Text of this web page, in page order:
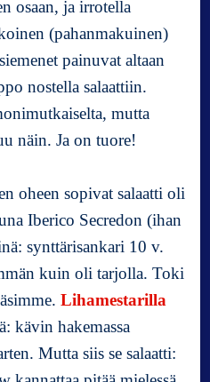
osaan, ja irrotella
(pahanmakuinen)
painuvat altaan
nostella salaattiin.
mutta
näin. Ja on tuore!
oheen sopivat salaatti oli
Iberico Secredon (ihan
synttärisankari 10 v.
kuin oli tarjolla. Toki
Lihamestarilla
kävin hakemassa
Mutta siis se salaatti: